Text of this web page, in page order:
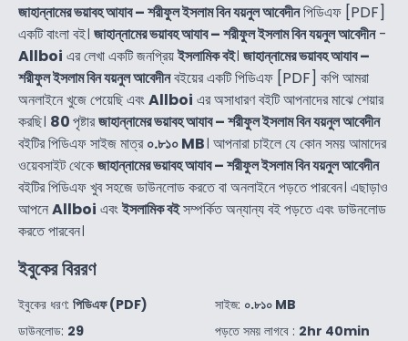
জাহান্নামের ভয়াবহ আযাব – শরীফুল ইসলাম বিন যয়নুল আবেদীনপিডিএফ [PDF]
একটি বাংলা বই। জাহান্নামের ভয়াবহ আযাব – শরীফুল ইসলাম বিন যয়নুল আবেদীন-
Allboi এর লেখা একটি জনপ্রিয়ইসলামিক বই। জাহান্নামের ভয়াবহ আযাব –
শরীফুল ইসলাম বিন যয়নুল আবেদীনবইয়ের একটি পিডিএফ [PDF] কপি আমরা
অনলাইনে খুজে পেয়েছি এবংAllboi এর অসাধারণ বইটি আপনাদের মাঝে শেয়ার
করছি। 80পৃষ্টারজাহান্নামের ভয়াবহ আযাব – শরীফুল ইসলাম বিন যয়নুল আবেদীন
বইটির পিডিএফ সাইজ মাত্র০.৮১০ MB। আপনারা চাইলে যে কোন সময় আমাদের
ওয়েবসাইট থেকেজাহান্নামের ভয়াবহ আযাব – শরীফুল ইসলাম বিন যয়নুল আবেদীন
বইটির পিডিএফ খুব সহজে ডাউনলোড করতে বা অনলাইনে পড়তে পারবেন। এছাড়াও
আপনেAllboi এবংইসলামিক বইসম্পর্কিত অন্যান্য বই পড়তে এবং ডাউনলোড
করতে পারবেন।
ইবুকের বিররণ
ইবুকের ধরণ: পিডিএফ (PDF)
ডাউনলোড: 29
সাইজ: ০.৮১০ MB
পড়তে সময় লাগবে : 2hr 40min